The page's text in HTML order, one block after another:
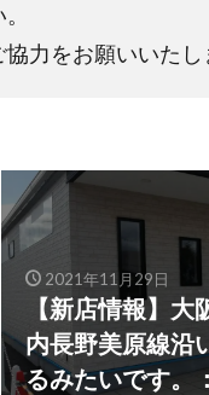
力をお願いいたし
2021年11月29日
【新店情報】
内長野美原線沿
るみたいです。：